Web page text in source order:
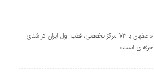
«اصفهان با ۱۰۳ مرکز تخصصی، قطب اول ایران در شنای
حرفه‌ای است»